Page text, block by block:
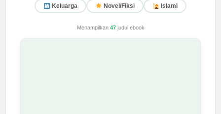
Keluarga Novel/Fiksi Islami
Menampilkan 47judul ebook